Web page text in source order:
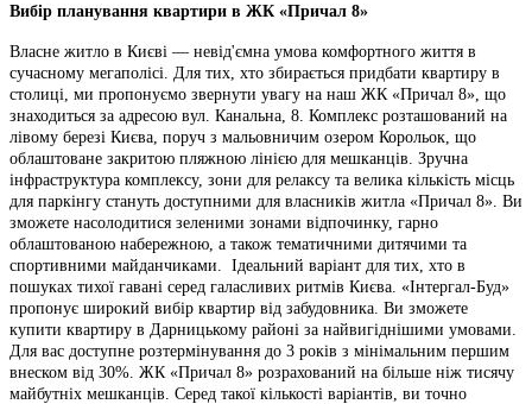
Вибір планування квартири в ЖК «Причал 8»
Власне житло в Києві — невід'ємна умова комфортного життя в
сучасному мегаполісі. Для тих, хто збирається придбати квартиру в
столиці, ми пропонуємо звернути увагу на наш ЖК «Причал 8», що
знаходиться за адресою вул. Канальна, 8. Комплекс розташований на
лівому березі Києва, поруч з мальовничим озером Корольок, що
облаштоване закритою пляжною лінією для мешканців. Зручна
інфраструктура комплексу, зони для релаксу та велика кількість місць
для паркінгу стануть доступними для власників житла «Причал 8». Ви
зможете насолодитися зеленими зонами відпочинку, гарно
облаштованою набережною, а також тематичними дитячими та
спортивними майданчиками. Ідеальний варіант для тих, хто в
пошуках тихої гавані серед галасливих ритмів Києва. «Інтергал-Буд»
пропонує широкий вибір квартир від забудовника. Ви зможете
купити квартиру в Дарницькому районі за найвигіднішими умовами.
Для вас доступне розтермінування до 3 років з мінімальним першим
внеском від 30%. ЖК «Причал 8» розрахований на більше ніж тисячу
майбутніх мешканців. Серед такої кількості варіантів, ви точно